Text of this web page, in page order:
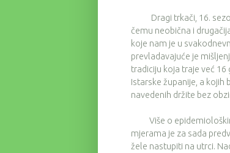
Dragi trkači, 16.
čemu neobična i
koje nam je u
prevladavajuće je
tradiciju koja traje već
Istarske županije, a
navedenih držite bez
Više o
mjerama je za sada
žele nastupiti na utrci.